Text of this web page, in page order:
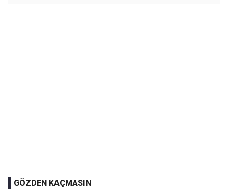
GÖZDEN KAÇMASIN